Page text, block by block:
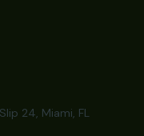
24, Miami, FL